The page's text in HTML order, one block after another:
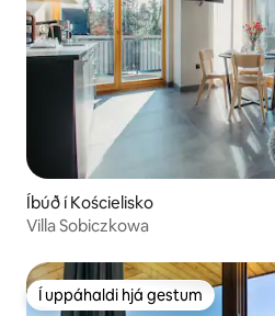
Íbúð í Kościelisko
Villa Sobiczkowa
Í uppáhaldi hjá gestum
Í uppáhaldi hjá gestum